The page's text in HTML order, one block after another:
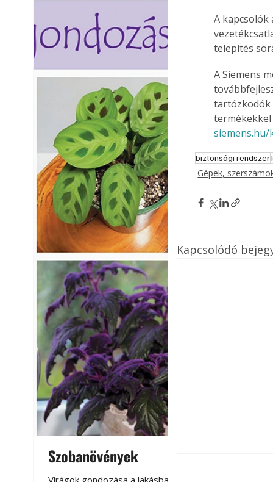
Szobanövények
A kapcsolók
telepítés
A Siemens
tartózkodók
biztonsági rendszer
Gépek,
Kapcsolódó